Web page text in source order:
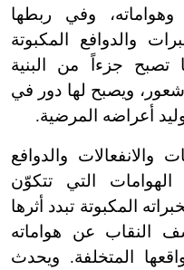
وفي ربطها
والدوافع المكبوتة
تصبح جزءاً من البنية
ويصبح لها دور في
أعراضه المرضية.
والانفعالات والدوافع
التي تتكوّن
المكبوتة تبدد أثرها
النقاب عن هواماته
المتخلفة. ويحدث